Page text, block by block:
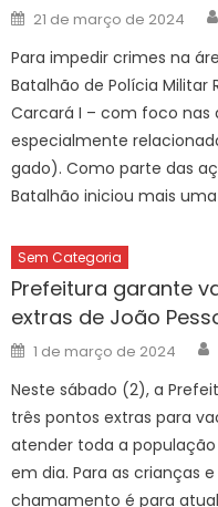
Posted
on
21 de março de 2024
Para impedir crimes na
Batalhão de Polícia Militar
Carcará I – com foco nas
especialmente
gado). Como parte das
Batalhão iniciou mais
Sem Categoria
Prefeitura garante
extras de João
Posted
on
1 de março de 2024
Neste sábado (2), a
três pontos extras para
atender toda a
em dia. Para as crianças
chamamento é para